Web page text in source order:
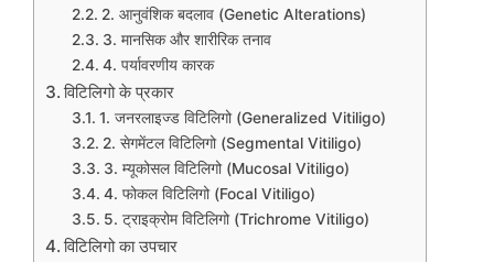
2. आनुवंशिक बदलाव (Genetic Alterations)
3. मानसिक और शारीरिक तनाव
4. पर्यावरणीय कारक
विटिलिगो के प्रकार
1. जनरलाइज्ड विटिलिगो (Generalized Vitiligo)
2. सेगमेंटल विटिलिगो (Segmental Vitiligo)
3. म्यूकोसल विटिलिगो (Mucosal Vitiligo)
4. फोकल विटिलिगो (Focal Vitiligo)
5. ट्राइक्रोम विटिलिगो (Trichrome Vitiligo)
विटिलिगो का उपचार